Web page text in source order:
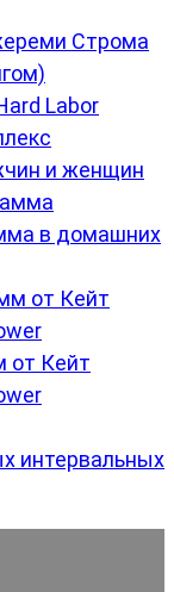
Строма
и женщин
в домашних
от Кейт
интервальных